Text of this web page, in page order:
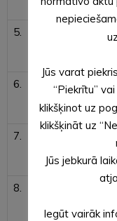
5.
6.
Ķūderi –
Lauziņi
7.
Ūbuļi –
8.
Jūs varat
“Piekrītu”
klikšķinot uz
klikšķināt uz
Jūs jebkurā
Iegūt vairāk